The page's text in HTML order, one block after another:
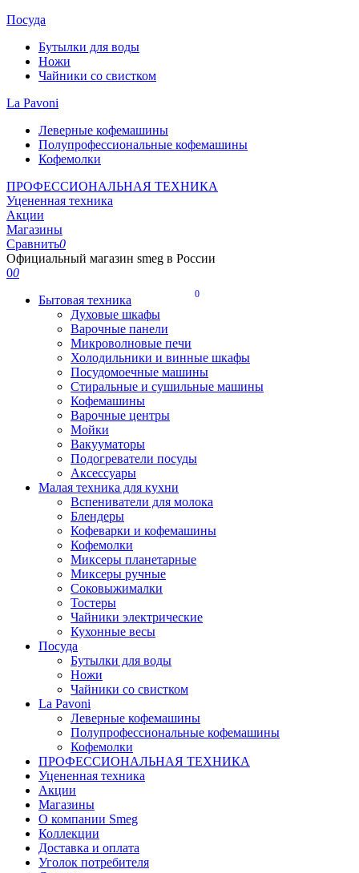
Посуда
Бутылки для воды
Ножи
Чайники со свистком
La Pavoni
Леверные кофемашины
Полупрофессиональные кофемашины
Кофемолки
ПРОФЕССИОНАЛЬНАЯ ТЕХНИКА
Уцененная техника
Акции
Магазины
Сравнить0
Официальный магазин smeg в России
0
0
0
Бытовая техника
Духовые шкафы
Варочные панели
Микроволновые печи
Холодильники и винные шкафы
Посудомоечные машины
Стиральные и сушильные машины
Кофемашины
Варочные центры
Мойки
Вакууматоры
Подогреватели посуды
Аксессуары
Малая техника для кухни
Вспениватели для молока
Блендеры
Кофеварки и кофемашины
Кофемолки
Миксеры планетарные
Миксеры ручные
Соковыжималки
Тостеры
Чайники электрические
Кухонные весы
Посуда
Бутылки для воды
Ножи
Чайники со свистком
La Pavoni
Леверные кофемашины
Полупрофессиональные кофемашины
Кофемолки
ПРОФЕССИОНАЛЬНАЯ ТЕХНИКА
Уцененная техника
Акции
Магазины
О компании Smeg
Коллекции
Доставка и оплата
Уголок потребителя